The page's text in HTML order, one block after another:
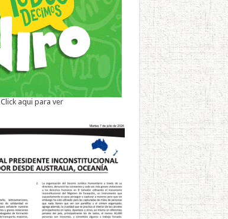
Click aqui para ver